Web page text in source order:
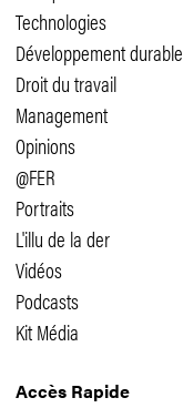
Technologies
Développement durable
Droit du travail
Management
Opinions
@FER
Portraits
L'illu de la der
Vidéos
Podcasts
Kit Média
Accès Rapide